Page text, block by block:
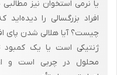
استئوپورز یک پدیده
تخریب ساختار استخوان می‌شود.
استئواینتگریشن ایمپلنتهای
یا نرمی استخوان نیز
افراد بزرگسالی را
چیست؟ آیا هلالی شدن پای
محلول در چربی است و